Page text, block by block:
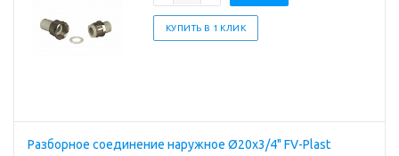
КУПИТЬ В 1 КЛИК
Разборное соединение наружное Ø20х3/4" FV-Plast